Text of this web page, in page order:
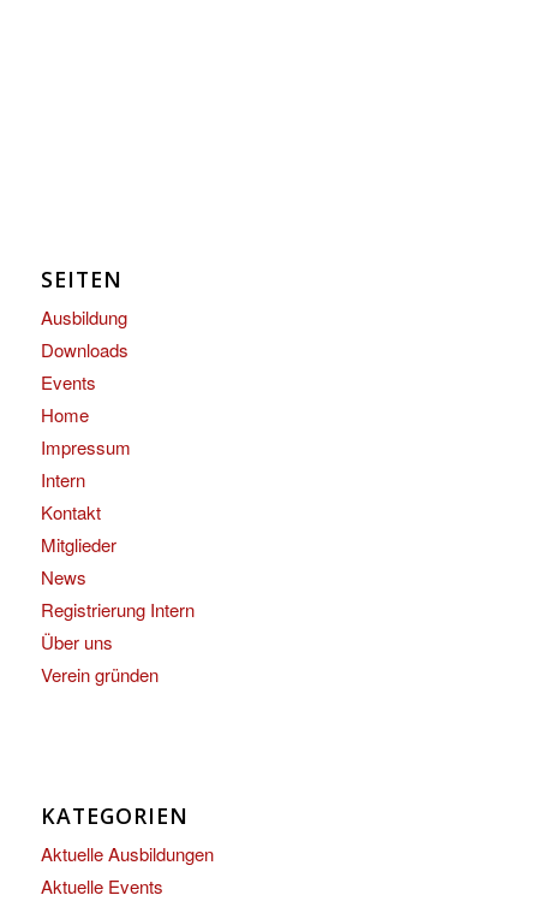
SEITEN
Ausbildung
Downloads
Events
Home
Impressum
Intern
Kontakt
Mitglieder
News
Registrierung Intern
Über uns
Verein gründen
KATEGORIEN
Aktuelle Ausbildungen
Aktuelle Events